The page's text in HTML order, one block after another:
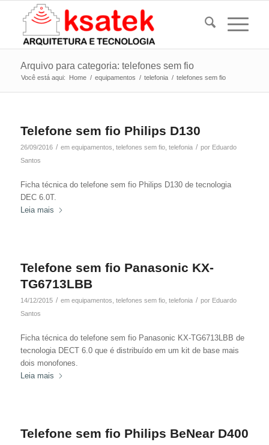
Arquivo para categoria: telefones sem fio
Você está aqui: Home / equipamentos / telefonia / telefones sem fio
Telefone sem fio Philips D130
26/09/2016 / em equipamentos telefones sem fio, telefonia / por Eduardo
Santos
Ficha técnica do telefone sem fio Philips D130 de tecnologia
DEC 6.0T.
Leia mais
Telefone sem fio Panasonic KX-
TG6713LBB
14/12/2015 / em equipamentos telefones sem fio, telefonia / por Eduardo
Santos
Ficha técnica do telefone sem fio Panasonic KX-TG6713LBB de
tecnologia DECT 6.0 que é distribuído em um kit de base mais
dois monofones.
Leia mais
Telefone sem fio Philips BeNear D400